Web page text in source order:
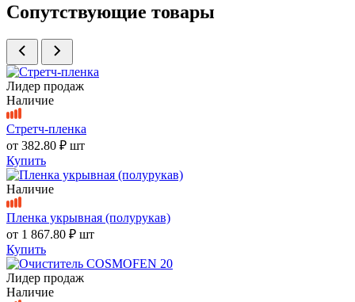
Сопутствующие товары
Лидер продаж
Наличие
Стретч-пленка
от 382.80 ₽ шт
Купить
Наличие
Пленка укрывная (полурукав)
от 1 867.80 ₽ шт
Купить
Лидер продаж
Наличие